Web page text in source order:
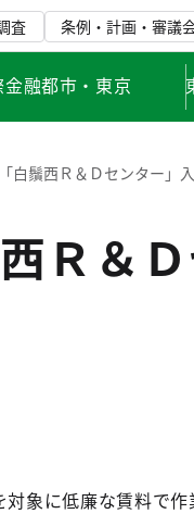
査 条例・計画・審議
融都市・東京
白鬚西Ｒ＆Ｄセンター」
Ｒ＆
象に低廉な賃料で